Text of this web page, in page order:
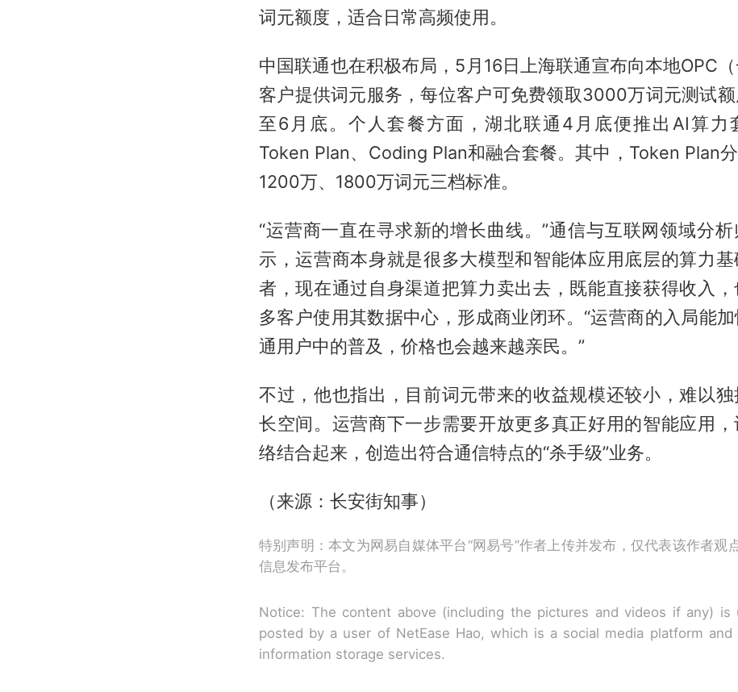
词元额度，适合日常高频使用。
中国联通也在积极布局，5月16日上海联通宣布向本地OPC（
客户提供词元服务，每位客户可免费领取3000万词元测试
至6月底。个人套餐方面，湖北联通4月底便推出AI算力
Token Plan、Coding Plan和融合套餐。其中，Token Plan分
1200万、1800万词元三档标准。
“运营商一直在寻求新的增长曲线。”通信与互联网领域分
示，运营商本身就是很多大模型和智能体应用底层的算力
者，现在通过自身渠道把算力卖出去，既能直接获得收入
多客户使用其数据中心，形成商业闭环。“运营商的入局能
通用户中的普及，价格也会越来越亲民。”
不过，他也指出，目前词元带来的收益规模还较小，难以
长空间。运营商下一步需要开放更多真正好用的智能应用，
络结合起来，创造出符合通信特点的“杀手级”业务。
（来源：长安街知事）
特别声明：本文为网易自媒体平台“网易号”作者上传并发布，仅代表该作者观
信息发布平台。
Notice: The content above (including the pictures and videos if any) is
posted by a user of NetEase Hao, which is a social media platform and
information storage services.